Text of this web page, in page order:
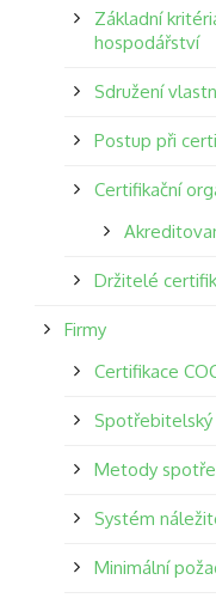
Základní
hospodářství
Sdružení
Postup při
Certifikační
Držitelé
Firmy
Certifikace
Metody
Systém
Minimální